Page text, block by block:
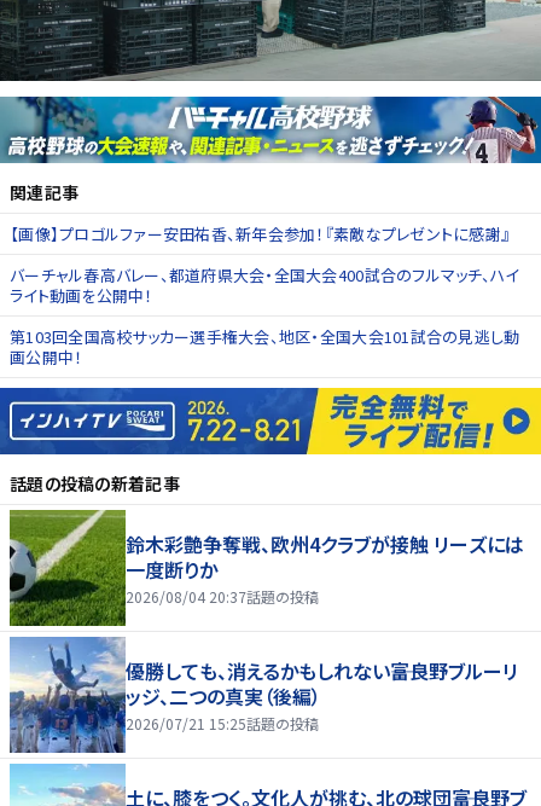
関連記事
【画像】プロゴルファー安田祐香、新年会参加！『素敵なプレゼントに感謝』
バーチャル春高バレー、都道府県大会・全国大会400試合のフルマッチ、ハイ
ライト動画を公開中！
第103回全国高校サッカー選手権大会、地区・全国大会101試合の見逃し動
画公開中！
話題の投稿の新着記事
鈴木彩艶争奪戦、欧州4クラブが接触 リーズには
一度断りか
2026/08/04 20:37話題の投稿
優勝しても、消えるかもしれない――富良野ブルーリ
ッジ、二つの真実（後編）
2026/07/21 15:25話題の投稿
土に、膝をつく。文化人が挑む、北の球団――富良野ブ